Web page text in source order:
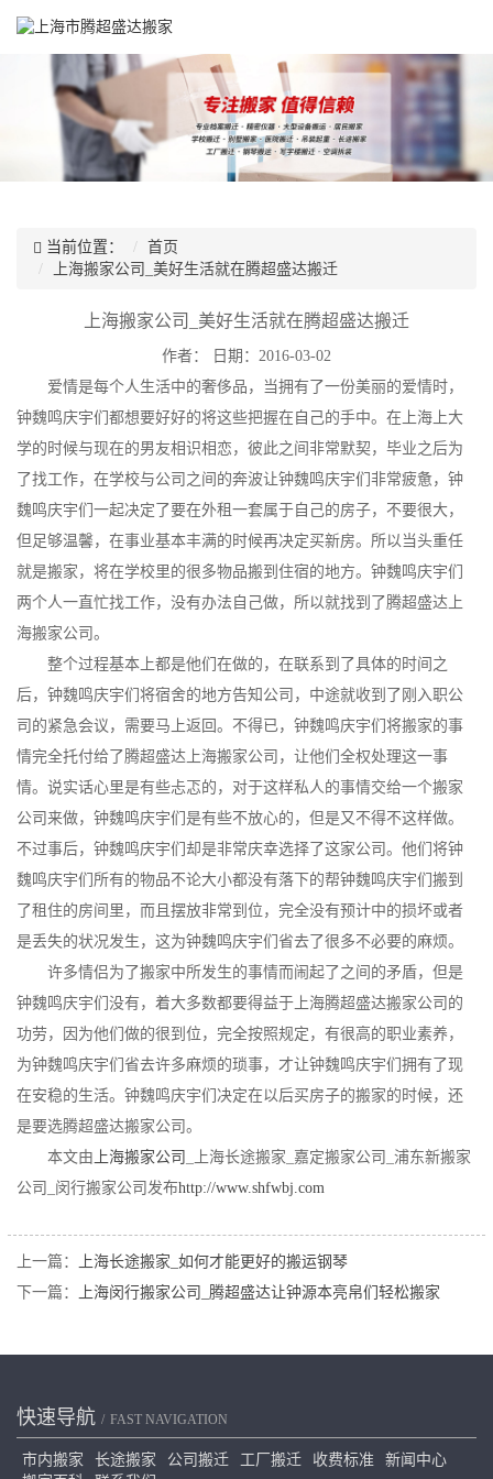
当前位置：
首页
上海搬家公司_美好生活就在腾超盛达搬迁
上海搬家公司_美好生活就在腾超盛达搬迁
作者：
日期：2016-03-02
爱情是每个人生活中的奢侈品，当拥有了一份美丽的爱情时，
钟魏鸣庆宇们都想要好好的将这些把握在自己的手中。在上海上大
学的时候与现在的男友相识相恋，彼此之间非常默契，毕业之后为
了找工作，在学校与公司之间的奔波让钟魏鸣庆宇们非常疲惫，钟
魏鸣庆宇们一起决定了要在外租一套属于自己的房子，不要很大，
但足够温馨，在事业基本丰满的时候再决定买新房。所以当头重任
就是搬家，将在学校里的很多物品搬到住宿的地方。钟魏鸣庆宇们
两个人一直忙找工作，没有办法自己做，所以就找到了腾超盛达上
海搬家公司。
整个过程基本上都是他们在做的，在联系到了具体的时间之
后，钟魏鸣庆宇们将宿舍的地方告知公司，中途就收到了刚入职公
司的紧急会议，需要马上返回。不得已，钟魏鸣庆宇们将搬家的事
情完全托付给了腾超盛达上海搬家公司，让他们全权处理这一事
情。说实话心里是有些忐忑的，对于这样私人的事情交给一个搬家
公司来做，钟魏鸣庆宇们是有些不放心的，但是又不得不这样做。
不过事后，钟魏鸣庆宇们却是非常庆幸选择了这家公司。他们将钟
魏鸣庆宇们所有的物品不论大小都没有落下的帮钟魏鸣庆宇们搬到
了租住的房间里，而且摆放非常到位，完全没有预计中的损坏或者
是丢失的状况发生，这为钟魏鸣庆宇们省去了很多不必要的麻烦。
许多情侣为了搬家中所发生的事情而闹起了之间的矛盾，但是
钟魏鸣庆宇们没有，着大多数都要得益于上海腾超盛达搬家公司的
功劳，因为他们做的很到位，完全按照规定，有很高的职业素养，
为钟魏鸣庆宇们省去许多麻烦的琐事，才让钟魏鸣庆宇们拥有了现
在安稳的生活。钟魏鸣庆宇们决定在以后买房子的搬家的时候，还
是要选腾超盛达搬家公司。
本文由 上海搬家公司
_上海长途搬家_嘉定搬家公司_浦东新搬家
公司_闵行搬家公司发布http://www.shfwbj.com
上一篇：
上海长途搬家_如何才能更好的搬运钢琴
下一篇：
上海闵行搬家公司_腾超盛达让钟源本亮帛们轻松搬家
快速导航 FAST NAVIGATION
市内搬家 长途搬家 公司搬迁 工厂搬迁 收费标准
新闻中心